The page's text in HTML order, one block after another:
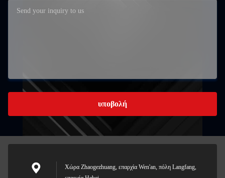
υποβολή
Χώρα Zhaogezhuang, επαρχία Wen'an, πόλη Langfang,